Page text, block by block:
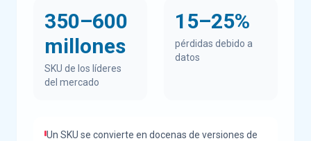
350–600
millones
SKU de los líderes
del mercado
15–25%
pérdidas debido a
datos
Un SKU se convierte en docenas de versiones de